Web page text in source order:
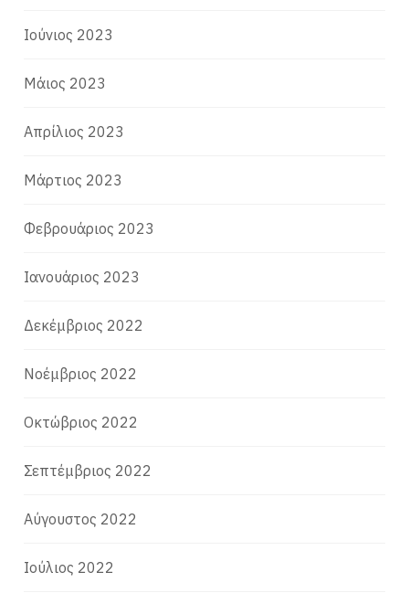
Ιούνιος 2023
Μάιος 2023
Απρίλιος 2023
Μάρτιος 2023
Φεβρουάριος 2023
Ιανουάριος 2023
Δεκέμβριος 2022
Νοέμβριος 2022
Οκτώβριος 2022
Σεπτέμβριος 2022
Αύγουστος 2022
Ιούλιος 2022